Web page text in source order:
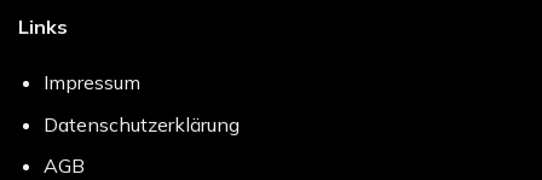
Links
Impressum
Datenschutzerklärung
AGB